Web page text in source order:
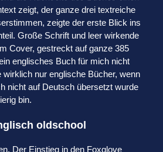
zeigt, der ganze drei textreiche
zeigte der erste Blick ins
Große Schrift und leer wirkende
Cover, gestreckt auf ganze 385
englisches Buch für mich nicht
nur englische Bücher, wenn
nicht auf Deutsch übersetzt wurde
bin.
oldschool
Der Einstieg in den Foxglove